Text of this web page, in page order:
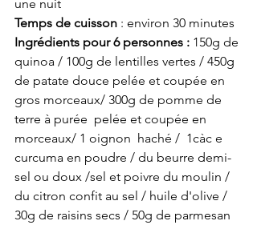
une nuit
Temps de cuisson : environ 30 minutes
Ingrédients pour 6 personnes : 150g de
quinoa / 100g de lentilles vertes / 450g
de patate douce pelée et coupée en
gros morceaux/ 300g de pomme de
terre à purée  pelée et coupée en
morceaux/ 1 oignon  haché /  1càc e
curcuma en poudre / du beurre demi-
sel ou doux /sel et poivre du moulin /
du citron confit au sel / huile d'olive /
30g de raisins secs / 50g de parmesan